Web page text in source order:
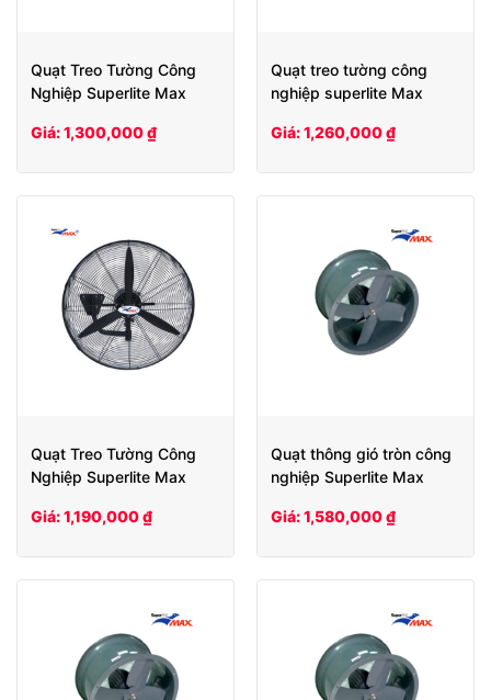
Quạt Treo Tường Công
Nghiệp Superlite Max
Giá: 1,300,000 ₫
Quạt treo tường công
nghiệp superlite Max
Giá: 1,260,000 ₫
Quạt Treo Tường Công
Nghiệp Superlite Max
Giá: 1,190,000 ₫
Quạt thông gió tròn công
nghiệp Superlite Max
Giá: 1,580,000 ₫